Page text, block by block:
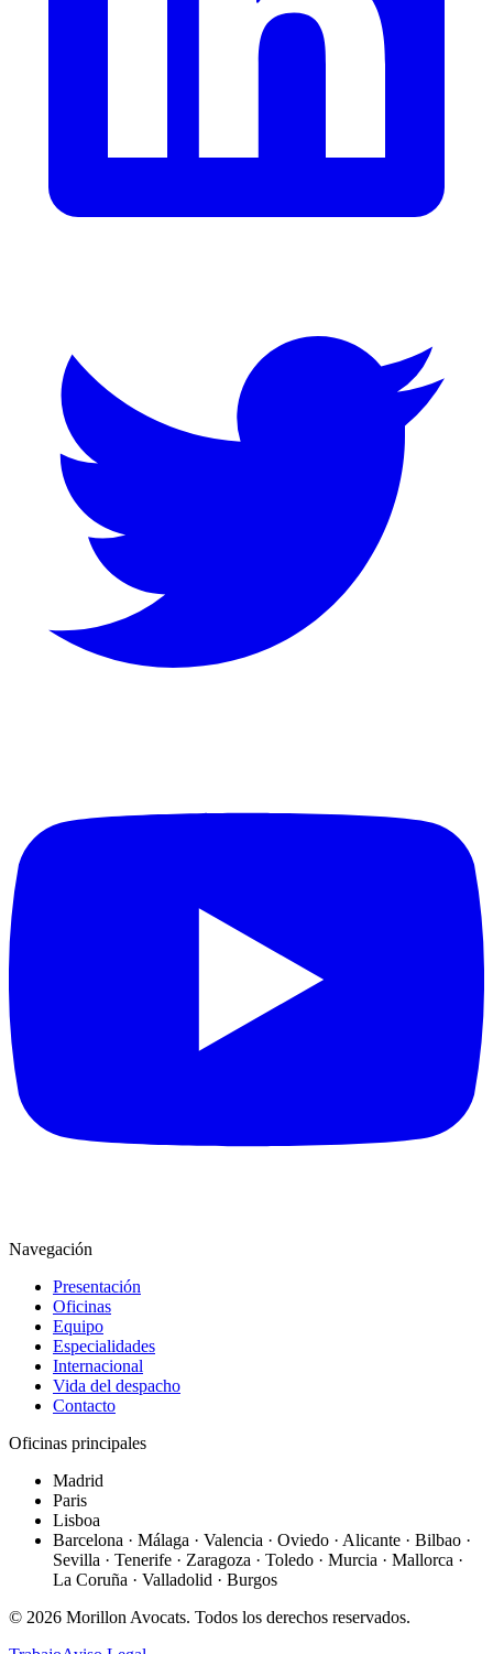
Navegación
Presentación
Oficinas
Equipo
Especialidades
Internacional
Vida del despacho
Contacto
Oficinas principales
Madrid
Paris
Lisboa
Barcelona · Málaga · Valencia · Oviedo · Alicante · Bilbao ·
Sevilla · Tenerife · Zaragoza · Toledo · Murcia · Mallorca ·
La Coruña · Valladolid · Burgos
© 2026 Morillon Avocats. Todos los derechos reservados.